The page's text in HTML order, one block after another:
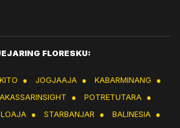
FLORESKU:
● JOGJAAJA ● KABARMINANG
●
● POTRETUTARA ●
● STARBANJAR ● BALINESIA ●